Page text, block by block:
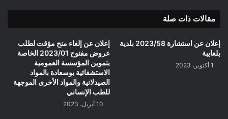
مقالات ذات صلة
إعلان عن استشارة 2023/58 بلدية
بلعايبة
1 أكتوبر، 2023
إعلان عن إلغاء منح مؤقت لطلب
عروض مفتوح 2023/01 الخاصة
بتموين المؤسسة العمومية
الاستشفائية بوسعادة بالمواد
الصيدلانية والمواد الأخرى الموجهة
للطب الإنساني
10 أبريل، 2023